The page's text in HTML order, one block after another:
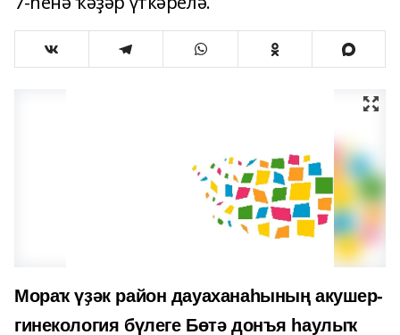
Мораҡ үҙәк район дауаханаһының акушер-
гинекология бүлеге Бөтә донъя һаулыҡ